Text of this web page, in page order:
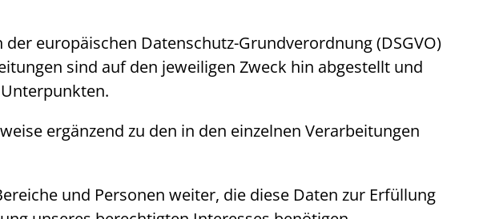
europäischen Datenschutz-Grundverordnung (DSGVO)
sind auf den jeweiligen Zweck hin abgestellt und
ergänzend zu den in den einzelnen Verarbeitungen
und Personen weiter, die diese Daten zur Erfüllung